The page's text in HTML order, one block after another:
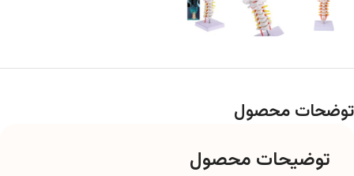
توضحات محصول
توضیحات محصول